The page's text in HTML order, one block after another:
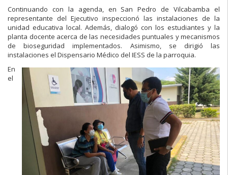
Continuando con la agenda, en San Pedro de Vilcabamba el
representante del Ejecutivo inspeccionó las instalaciones de la
unidad educativa local. Además, dialogó con los estudiantes y la
planta docente acerca de las necesidades puntuales y mecanismos
de bioseguridad implementados. Asimismo, se dirigió las
instalaciones el Dispensario Médico del IESS de la parroquia.
En
el